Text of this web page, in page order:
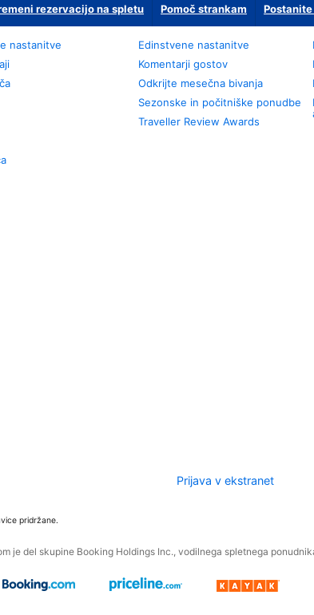
rezervacijo na spletu Pomoč strankam
nastanitve
Edinstvene nastanitve
Komentarji gostov
Odkrijte mesečna bivanja
Sezonske in počitniške ponudbe
Traveller Review Awards
Prijava v ekstranet
pridržane.
je del skupine Booking Holdings Inc., vodilnega spletnega